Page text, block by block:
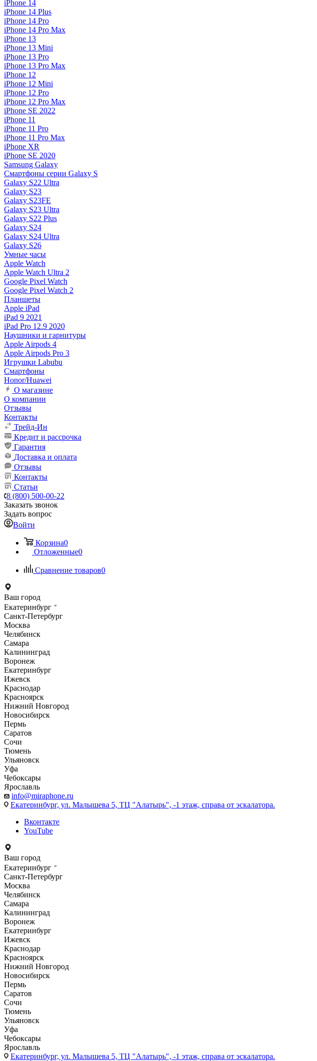
iPhone 14
iPhone 14 Plus
iPhone 14 Pro
iPhone 14 Pro Max
iPhone 13
iPhone 13 Mini
iPhone 13 Pro
iPhone 13 Pro Max
iPhone 12
iPhone 12 Mini
iPhone 12 Pro
iPhone 12 Pro Max
iPhone SE 2022
iPhone 11
iPhone 11 Pro
iPhone 11 Pro Max
iPhone XR
iPhone SE 2020
Samsung Galaxy
Смартфоны серии Galaxy S
Galaxy S22 Ultra
Galaxy S23
Galaxy S23FE
Galaxy S23 Ultra
Galaxy S22 Plus
Galaxy S24
Galaxy S24 Ultra
Galaxy S26
Умные часы
Apple Watch
Apple Watch Ultra 2
Google Pixel Watch
Google Pixel Watch 2
Планшеты
Apple iPad
iPad 9 2021
iPad Pro 12.9 2020
Наушники и гарнитуры
Apple Airpods 4
Apple Airpods Pro 3
Игрушки Labubu
Смартфоны
Honor/Huawei
О магазине
О компании
Отзывы
Контакты
Трейд-Ин
Кредит и рассрочка
Гарантия
Доставка и оплата
Отзывы
Контакты
Статьи
8 (800) 500-00-22
Заказать звонок
Задать вопрос
Войти
Корзина0
Отложенные0
Сравнение товаров0
Ваш город
Екатеринбург
Санкт-Петербург
Москва
Челябинск
Самара
Калининград
Воронеж
Екатеринбург
Ижевск
Краснодар
Красноярск
Нижний Новгород
Новосибирск
Пермь
Саратов
Сочи
Тюмень
Ульяновск
Уфа
Чебоксары
Ярославль
info@miraphone.ru
Екатеринбург, ул. Малышева 5, ТЦ "Алатырь", -1 этаж, справа от эскалатора.
Вконтакте
YouTube
Ваш город
Екатеринбург
Санкт-Петербург
Москва
Челябинск
Самара
Калининград
Воронеж
Екатеринбург
Ижевск
Краснодар
Красноярск
Нижний Новгород
Новосибирск
Пермь
Саратов
Сочи
Тюмень
Ульяновск
Уфа
Чебоксары
Ярославль
Екатеринбург, ул. Малышева 5, ТЦ "Алатырь", -1 этаж, справа от эскалатора.